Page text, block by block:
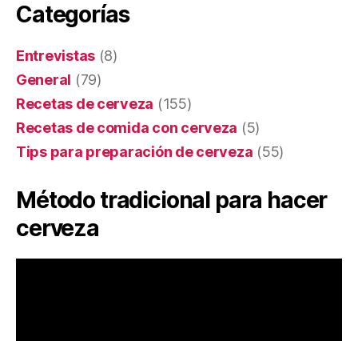
Categorías
Entrevistas (8)
General (79)
Recetas de cerveza (155)
Recetas de comida con cerveza (5)
Tips para preparación de cerveza (55)
Método tradicional para hacer
cerveza